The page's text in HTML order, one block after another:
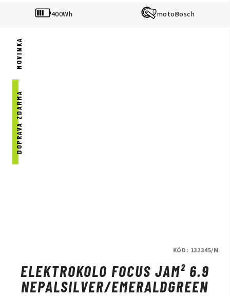
400Wh Bosch
NOVINKA
DOPRAVA ZDARMA
ELEKTROKOLO FOCUS JAM² 6.9
NEPALSILVER/EMERALDGREEN
KÓD: 132345/M